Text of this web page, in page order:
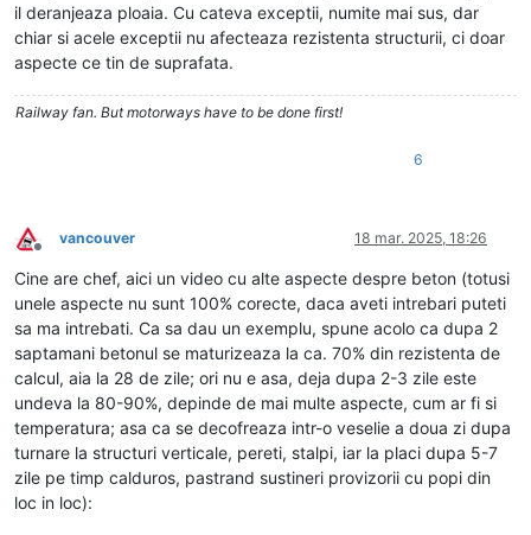
il deranjeaza ploaia. Cu cateva exceptii, numite mai sus, dar
chiar si acele exceptii nu afecteaza rezistenta structurii, ci doar
aspecte ce tin de suprafata.
Railway fan. But motorways have to be done first!
6
Deconectat
vancouver 18 mar. 2025, 18:26
Cine are chef, aici un video cu alte aspecte despre beton (totusi
unele aspecte nu sunt 100% corecte, daca aveti intrebari puteti
sa ma intrebati. Ca sa dau un exemplu, spune acolo ca dupa 2
saptamani betonul se maturizeaza la ca. 70% din rezistenta de
calcul, aia la 28 de zile; ori nu e asa, deja dupa 2-3 zile este
undeva la 80-90%, depinde de mai multe aspecte, cum ar fi si
temperatura; asa ca se decofreaza intr-o veselie a doua zi dupa
turnare la structuri verticale, pereti, stalpi, iar la placi dupa 5-7
zile pe timp calduros, pastrand sustineri provizorii cu popi din
loc in loc):